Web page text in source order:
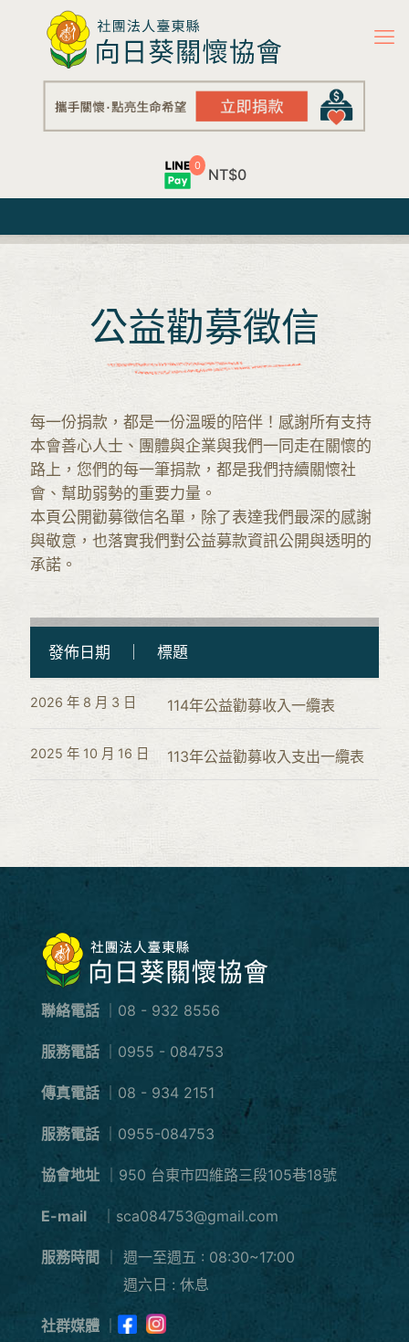
0 NT$0
公益勸募徵信
每一份捐款，都是一份溫暖的陪伴！感謝所有支持
本會善心人士、團體與企業與我們一同走在關懷的
路上，您們的每一筆捐款，都是我們持續關懷社
會、幫助弱勢的重要力量。
本頁公開勸募徵信名單，除了表達我們最深的感謝
與敬意，也落實我們對公益募款資訊公開與透明的
承諾。
發佈日期 ｜ 標題
2026 年 8 月 3 日 114年公益勸募收入一纜表
2025 年 10 月 16 日 113年公益勸募收入支出一纜表
聯絡電話 ｜08 - 932 8556
服務電話 ｜0955 - 084753
傳真電話 ｜08 - 934 2151
服務電話 ｜0955-084753
協會地址 ｜950 台東市四維路三段105巷18號
E-mail ｜sca084753@gmail.com
服務時間
週一至週五 : 08:30~17:00
週六日 : 休息
社群媒體